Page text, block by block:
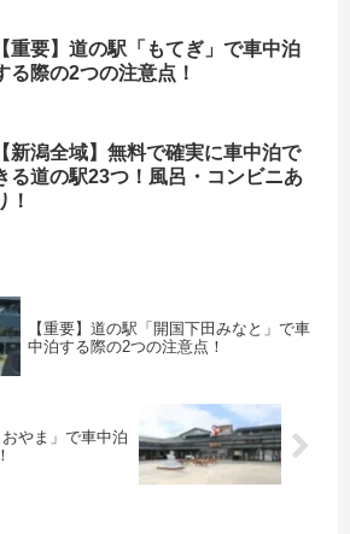
【重要】道の駅「もてぎ」で車中泊
る際の2つの注意点！
【新潟全域】無料で確実に車中泊で
る道の駅23つ！風呂・コンビニあ
！
【重要】道の駅「開国下田みなと」で車
中泊する際の2つの注意点！
おやま」で車中泊